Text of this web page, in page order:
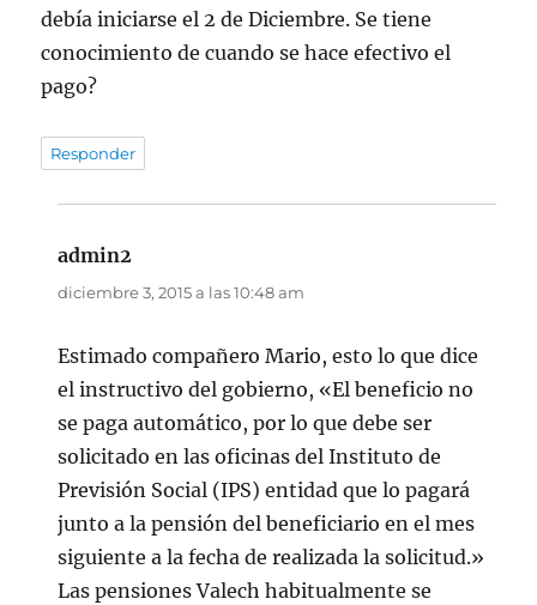
debía iniciarse el 2 de Diciembre. Se tiene
conocimiento de cuando se hace efectivo el
pago?
Responder
admin2
diciembre 3, 2015 a las 10:48 am
Estimado compañero Mario, esto lo que dice
el instructivo del gobierno, «El beneficio no
se paga automático, por lo que debe ser
solicitado en las oficinas del Instituto de
Previsión Social (IPS) entidad que lo pagará
junto a la pensión del beneficiario en el mes
siguiente a la fecha de realizada la solicitud.»
Las pensiones Valech habitualmente se